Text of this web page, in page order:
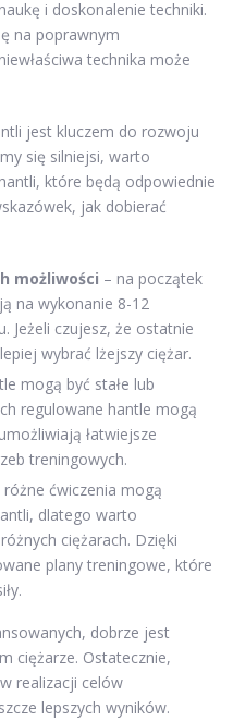
i doskonalenie techniki.
na poprawnym
technika może
jest kluczem do rozwoju
się silniejsi, warto
które będą odpowiednie
jak dobierać
możliwości – na początek
na wykonanie 8-12
Jeżeli czujesz, że ostatnie
wybrać lżejszy ciężar.
mogą być stałe lub
regulowane hantle mogą
łatwiejsze
treningowych.
różne ćwiczenia mogą
dlatego warto
ciężarach. Dzięki
plany treningowe, które
dobrze jest
ciężarze. Ostatecznie,
realizacji celów
lepszych wyników.